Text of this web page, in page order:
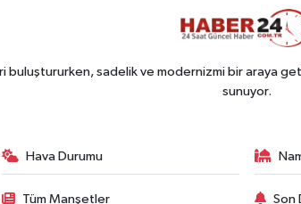
sadelik ve modernizmi bir araya
sunuyor.
Hava Durumu
Tüm Manşetler Son